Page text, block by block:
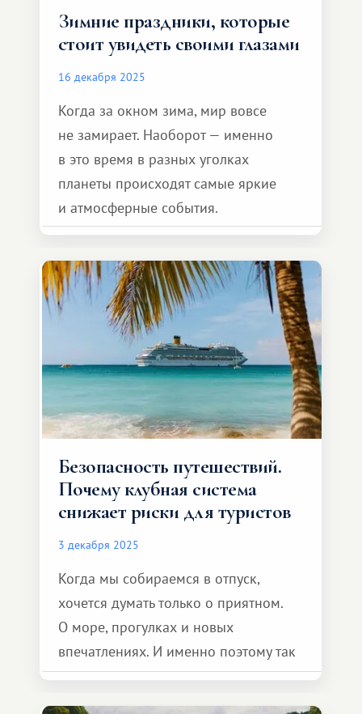
Зимние праздники, которые
стоит увидеть своими глазами
16 декабря 2025
Когда за окном зима, мир вовсе
не замирает. Наоборот — именно
в это время в разных уголках
планеты происходят самые яркие
и атмосферные события.
Безопасность путешествий.
Почему клубная система
снижает риски для туристов
3 декабря 2025
Когда мы собираемся в отпуск,
хочется думать только о приятном.
О море, прогулках и новых
впечатлениях. И именно поэтому так
важно чувствовать, что всё под